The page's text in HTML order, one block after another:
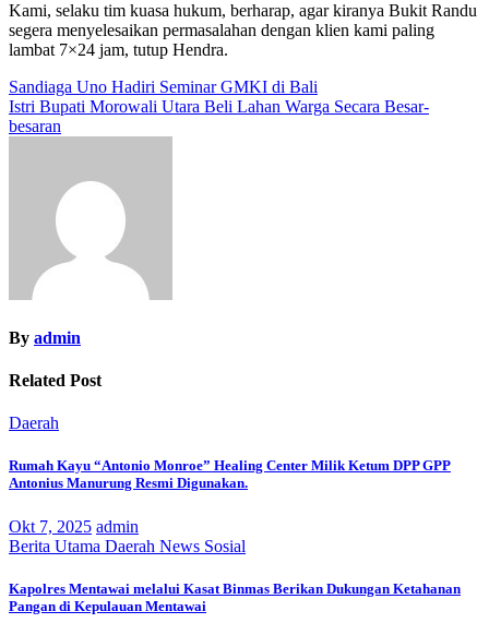
Kami, selaku tim kuasa hukum, berharap, agar kiranya Bukit Randu
segera menyelesaikan permasalahan dengan klien kami paling
lambat 7×24 jam, tutup Hendra.
Navigasi
pos
Sandiaga Uno Hadiri Seminar GMKI di Bali
Istri Bupati Morowali Utara Beli Lahan Warga Secara Besar-
besaran
By admin
Related Post
Daerah
Rumah Kayu “Antonio Monroe” Healing Center Milik Ketum DPP GPP
Antonius Manurung Resmi Digunakan.
Okt 7, 2025 admin
Berita Utama Daerah News Sosial
Kapolres Mentawai melalui Kasat Binmas Berikan Dukungan Ketahanan
Pangan di Kepulauan Mentawai